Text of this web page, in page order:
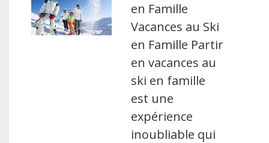
en Famille
Vacances au Ski
en Famille Partir
en vacances au
ski en famille
est une
expérience
inoubliable qui